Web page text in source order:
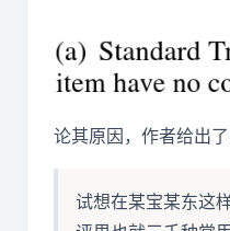
论其原因，作者给出了
试想在某宝某东这